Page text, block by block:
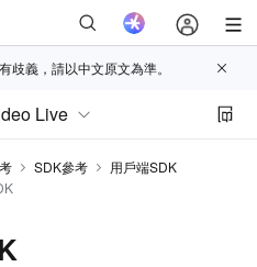
歧義，請以中文原文為準。
Live
SDK參考
用戶端SDK